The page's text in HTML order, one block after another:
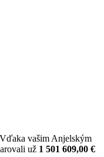
vašim Anjelským
už 1 501 609,00 €